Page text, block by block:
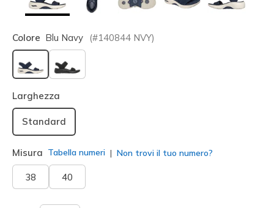
Colore Blu Navy (#140844 NVY)
selezionato
Larghezza
Standard
Misura Tabella numeri Non trovi il tuo numero?
38 40